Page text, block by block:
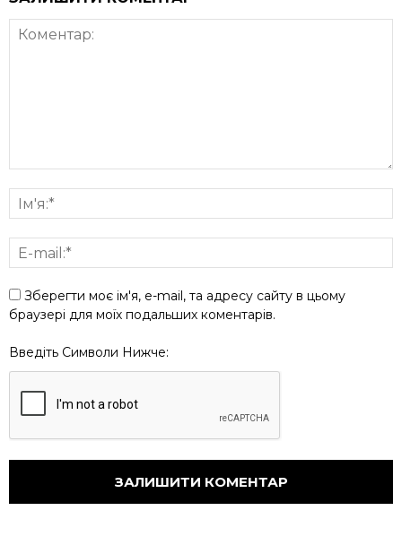
Зберегти моє ім'я, e-mail, та адресу сайту в цьому
браузері для моїх подальших коментарів.
Введіть Символи Нижче: